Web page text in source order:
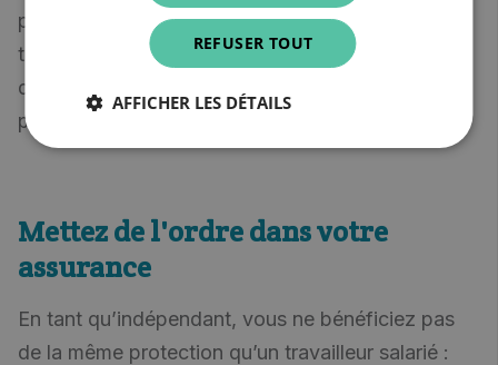
payerez dès lors vos cotisations sociales tous les
trois mois. En retour, vous aurez droit à une prime
de naissance, des allocations familiales et une
pension.
Mettez de l'ordre dans votre
assurance
En tant qu’indépendant, vous ne bénéficiez pas
de la même protection qu’un travailleur salarié :
REFUSER TOUT
AFFICHER LES DÉTAILS